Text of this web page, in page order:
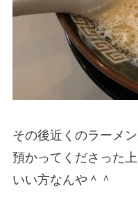
その後近くのラーメ
預かってくださった
いい方なんや＾＾